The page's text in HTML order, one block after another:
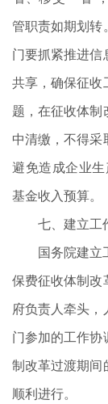
管职责如期划转
门要抓紧推进信
共享，确保征收
题，在征收体
中清缴，不得采
避免造成企业
基金收入预算。
七、建立工
国务院建立
保费征收体制改
府负责人牵头，
门参加的工作
制改革过渡期间
顺利进行。